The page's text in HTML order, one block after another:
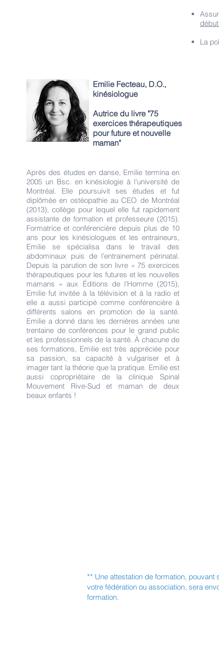
La
Emilie Fecteau, D.O.,
kinésiologue
Autrice du livre "75
exercices thérapeutiques
pour future et nouvelle
maman"
Après des études en danse, Emilie termina en
2005 un Bsc. en kinésiologie à l’université de
Montréal. Elle poursuivit ses études et fut
diplômée en ostéopathie au CEO de Montréal
(2013), collège pour lequel elle fut rapidement
assistante de formation et professeure (2015).
Formatrice et conférencière depuis plus de 10
ans pour les kinésiologues et les entraineurs,
Emilie se spécialisa dans le travail des
abdominaux puis de l’entrainement périnatal.
Depuis la parution de son livre « 75 exercices
thérapeutiques pour les futures et les nouvelles
mamans » aux Éditions de l’Homme (2015),
Emilie fut invitée à la télévision et à la radio et
elle a aussi participé comme conférencière à
différents salons en promotion de la santé.
Emilie a donné dans les dernières années une
trentaine de conférences pour le grand public
et les professionnels de la santé. À chacune de
ses formations, Emilie est très appréciée pour
sa passion, sa capacité à vulgariser et à
imager tant la théorie que la pratique. Emilie est
aussi copropriétaire de la clinique Spinal
Mouvement Rive-Sud et maman de deux
beaux enfants !
** Une attestation de formation,
votre fédération ou association, sera
formation.